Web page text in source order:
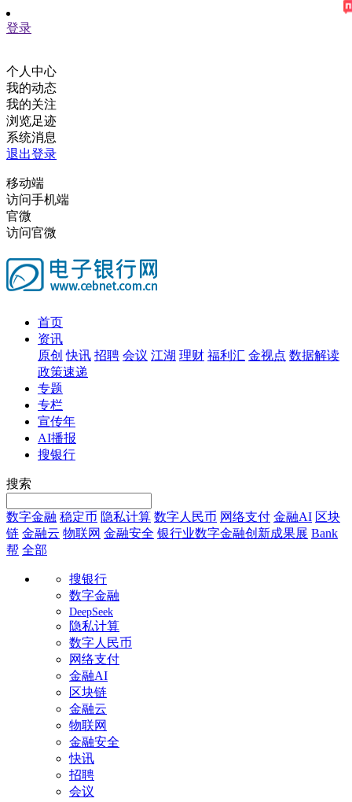
登录
个人中心
我的动态
我的关注
浏览足迹
系统消息
退出登录
移动端
访问手机端
官微
访问官微
首页
资讯
原创 快讯 招聘 会议 江湖 理财 福利汇 金视点 数据解读
政策速递
专题
专栏
宣传年
AI播报
搜银行
搜索
数字金融 稳定币 隐私计算 数字人民币 网络支付 金融AI 区块
链 金融云 物联网 金融安全 银行业数字金融创新成果展 Bank
帮 全部
搜银行
数字金融
DeepSeek
隐私计算
数字人民币
网络支付
金融AI
区块链
金融云
物联网
金融安全
快讯
招聘
会议